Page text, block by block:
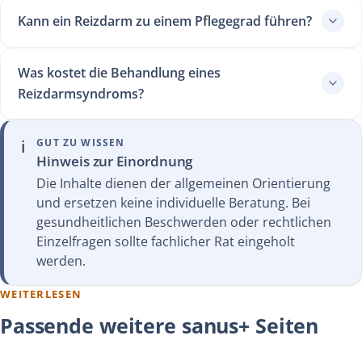
Kann ein Reizdarm zu einem Pflegegrad führen?
Was kostet die Behandlung eines
Reizdarmsyndroms?
ℹ️ GUT ZU WISSEN
Hinweis zur Einordnung
Die Inhalte dienen der allgemeinen Orientierung
und ersetzen keine individuelle Beratung. Bei
gesundheitlichen Beschwerden oder rechtlichen
Einzelfragen sollte fachlicher Rat eingeholt
werden.
WEITERLESEN
Passende weitere sanus+ Seiten